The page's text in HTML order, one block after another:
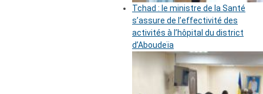
Tchad : le ministre de la Santé
s’assure de l’effectivité des
activités à l’hôpital du district
d’Aboudeïa